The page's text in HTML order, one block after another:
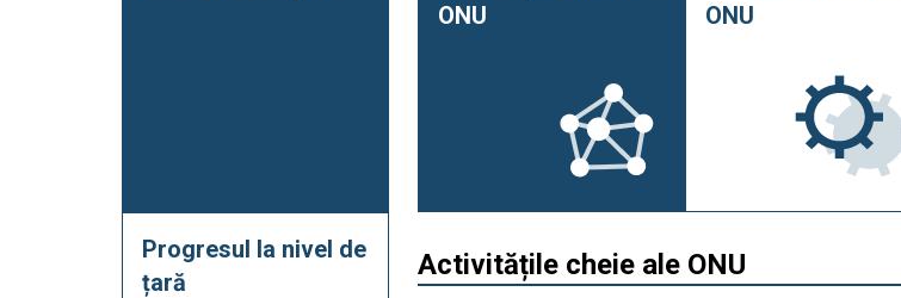
Progresul la nivel de
țară
ONU
ONU
Activitățile cheie ale ONU